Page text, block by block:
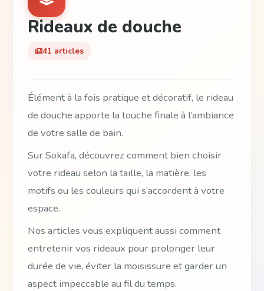
Rideaux de douche
41 articles
Élément à la fois pratique et décoratif, le rideau
de douche apporte la touche finale à l’ambiance
de votre salle de bain.
Sur Sokafa, découvrez comment bien choisir
votre rideau selon la taille, la matière, les
motifs ou les couleurs qui s’accordent à votre
espace.
Nos articles vous expliquent aussi comment
entretenir vos rideaux pour prolonger leur
durée de vie, éviter la moisissure et garder un
aspect impeccable au fil du temps.